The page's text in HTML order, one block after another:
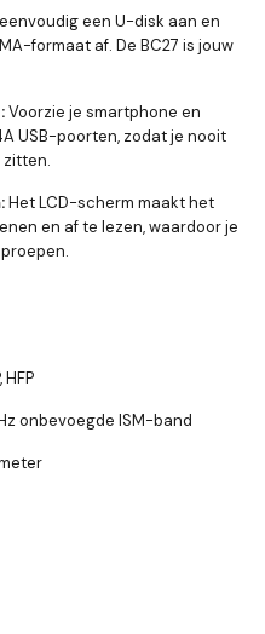
een U-disk aan en
formaat af. De BC27 is jouw
Voorzie je smartphone en
USB-poorten, zodat je nooit
zitten.
Het LCD-scherm maakt het
en af te lezen, waardoor je
onbevoegde ISM-band